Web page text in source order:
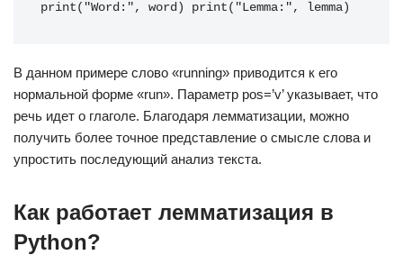
print("Word:", word) print("Lemma:", lemma)
В данном примере слово «running» приводится к его
нормальной форме «run». Параметр pos=’v’ указывает, что
речь идет о глаголе. Благодаря лемматизации, можно
получить более точное представление о смысле слова и
упростить последующий анализ текста.
Как работает лемматизация в
Python?